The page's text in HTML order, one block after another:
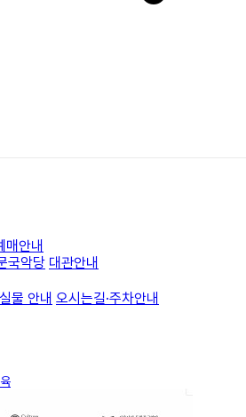
매안내
국악당 대관안내
물 안내 오시는길·주차안내